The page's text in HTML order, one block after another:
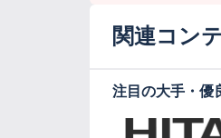
関連コン
注目の大手・優